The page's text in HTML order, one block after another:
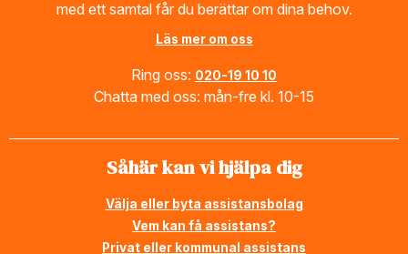
med ett samtal får du berättar om dina behov.
Läs mer om oss
Ring oss: 020-19 10 10
Chatta med oss: mån-fre kl. 10-15
Såhär kan vi hjälpa dig
Välja eller byta assistansbolag
Vem kan få assistans?
Privat eller kommunal assistans